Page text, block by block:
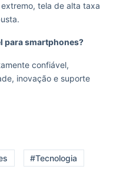
tela de alta taxa
para smartphones?
confiável,
inovação e suporte
#Tecnologia